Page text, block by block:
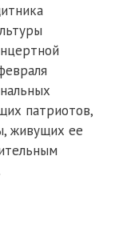
патриотов,
живущих ее